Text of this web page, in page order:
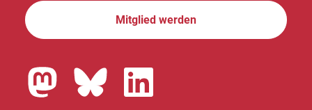
Mitglied werden